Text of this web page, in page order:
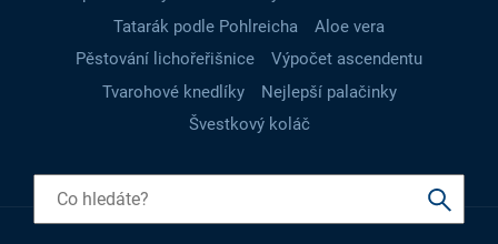
Tatarák podle Pohlreicha
Aloe vera
Pěstování lichořeřišnice
Výpočet ascendentu
Tvarohové knedlíky
Nejlepší palačinky
Švestkový koláč